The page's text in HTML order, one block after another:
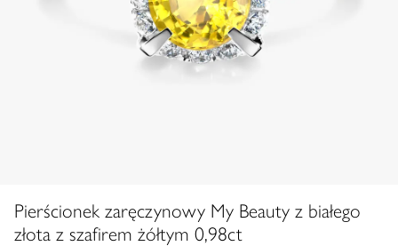
Pierścionek zaręczynowy My Beauty z białego
złota z szafirem żółtym 0,98ct